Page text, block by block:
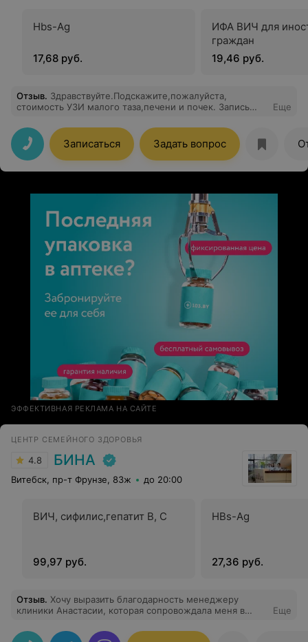
Hbs-Ag
17,68 руб.
ИФА ВИЧ для
граждан
19,46 руб.
Отзыв. Здравствуйте.Подскажите,пожалуйста,
стоимость УЗИ малого таза,печени и почек. Запись
Еще
Записаться Задать вопрос
ЭФФЕКТИВНАЯ РЕКЛАМА НА САЙТЕ
ЦЕНТР СЕМЕЙНОГО ЗДОРОВЬЯ
4.8 БИНА
Витебск, пр-т Фрунзе, 83ж до 20:00
ВИЧ, сифилис,гепатит В, С
99,97 руб.
HBs-Ag
27,36 руб.
Отзыв. Хочу выразить благодарность менеджеру
клиники Анастасии, которая сопровождала меня в
Всегда на связи, отвечала на любые вопросы, даже
Еще